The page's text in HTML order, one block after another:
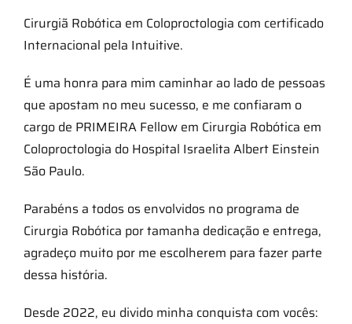
Cirurgiã Robótica em Coloproctologia com certificado
Internacional pela Intuitive.
É uma honra para mim caminhar ao lado de pessoas
que apostam no meu sucesso, e me confiaram o
cargo de PRIMEIRA Fellow em Cirurgia Robótica em
Coloproctologia do Hospital Israelita Albert Einstein
São Paulo.
Parabéns a todos os envolvidos no programa de
Cirurgia Robótica por tamanha dedicação e entrega,
agradeço muito por me escolherem para fazer parte
dessa história.
Desde 2022, eu divido minha conquista com vocês: